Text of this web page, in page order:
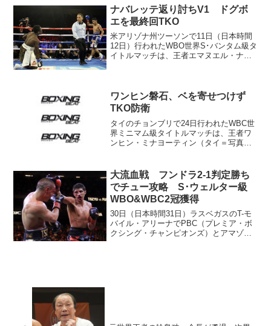
の105ポンド（47.62キロ）で合格した。
ノ...
ナバレッテ返り討ちV1 ドグボ
エを最終回TKO
米アリゾナ州ツーソンで11日（日本時間
12日）行われたWBO世界S･バンタム級タ
イトルマッチは、王者エマヌエル・ナバ
得した...
ワンヒン磐石、ベを寄せつけず
TKO防衛
タイのチョンブリで24日行われたWBC世
界ミニマム級タイトルマッチは、王者ワ
ンヒン・ミナヨーティン（タイ＝写真）
た。 初回開始ゴングから王者がアクシ
ョンをコン...
大流血戦 フンドラ2-1判定勝ち
でチュー攻略 S･ウェルター級
WBO&WBC2冠獲得
30日（日本時間31日）ラスベガスのT-モ
バイル・アリーナでPBC（プレミア・ボ
クシング・チャンピオンズ）とアマゾン